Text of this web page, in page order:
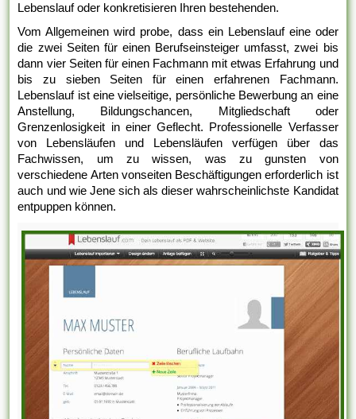
Lebenslauf oder konkretisieren Ihren bestehenden.
Vom Allgemeinen wird probe, dass ein Lebenslauf eine oder
die zwei Seiten für einen Berufseinsteiger umfasst, zwei bis
dann vier Seiten für einen Fachmann mit etwas Erfahrung und
bis zu sieben Seiten für einen erfahrenen Fachmann.
Lebenslauf ist eine vielseitige, persönliche Bewerbung an eine
Anstellung, Bildungschancen, Mitgliedschaft oder
Grenzenlosigkeit in einer Geflecht. Professionelle Verfasser
von Lebensläufen und Lebensläufen verfügen über das
Fachwissen, um zu wissen, was zu gunsten von
verschiedene Arten vonseiten Beschäftigungen erforderlich ist
auch und wie Jene sich als dieser wahrscheinlichste Kandidat
entpuppen können.